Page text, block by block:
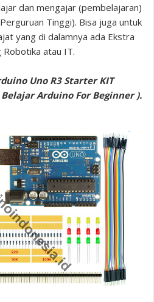
dan mengajar (pembelajaran)
Tinggi). Bisa juga untuk
yang di dalamnya ada Ekstra
Robotika atau IT.
Uno R3 Starter KIT
Arduino For Beginner ).